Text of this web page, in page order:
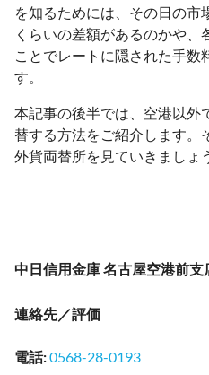
を知るためには、その日の市
くらいの差額があるのかや、
ことでレートに隠された手数
す。
本記事の後半では、空港以外
替する方法をご紹介します。
外貨両替所を見ていきましょ
中日信用金庫 名古屋空港前支
連絡先／評価
電話:0568-28-0193